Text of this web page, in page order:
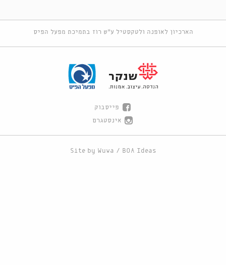
הארכיון לאופנה ולטקסטיל ע"ש רוז בתמיכת מפעל הפיס
פייסבוק
אינסטגרם
Site by Wuwa / BOA Ideas